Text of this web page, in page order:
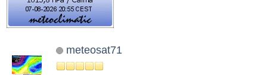
meteosat71